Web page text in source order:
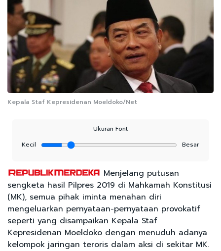
Kepala Staf Kepresidenan Moeldoko/Net
Ukuran Font
Kecil
Besar
Menjelang putusan
sengketa hasil Pilpres 2019 di Mahkamah Konstitusi
(MK), semua pihak iminta menahan diri
mengeluarkan pernyataan-pernyataan provokatif
seperti yang disampaikan Kepala Staf
Kepresidenan Moeldoko dengan menuduh adanya
kelompok jaringan teroris dalam aksi di sekitar MK.